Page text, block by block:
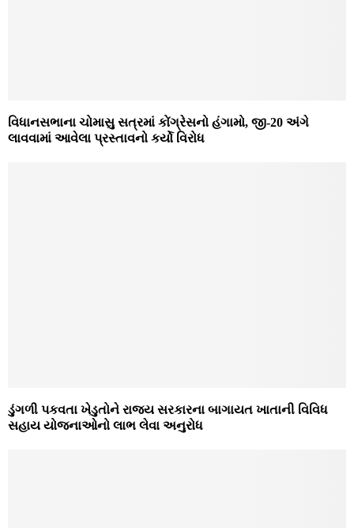
વિધાનસભાના ચોમાસુ સત્રમાં કોંગ્રેસનો હંગામો, જી-20 અંગે
લાવવામાં આવેલા પ્રસ્તાવનો કર્યો વિરોધ
ડુંગળી પકવતા ખેડુતોને રાજય સરકારના બાગાયત ખાતાની વિવિધ
સહાય યોજનાઓનો લાભ લેવા અનુરોધ